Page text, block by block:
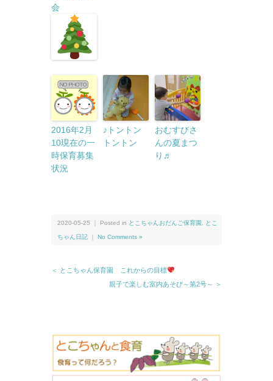
会
2016年2月
10現在の一
時保育募集
状況
♪トントン
トントン
おむすびさ
んの夏まつ
り♬
2020-05-25 ｜ Posted in とこちゃんおだんご保育園 とこ
ちゃん日記 No Comments »
＜ とこちゃん保育園 これからの目標
親子で楽しむ室内あそび～第2号～ ＞